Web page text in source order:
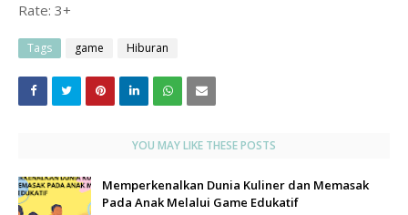
Rate: 3+
Tags game Hiburan
YOU MAY LIKE THESE POSTS
Memperkenalkan Dunia Kuliner dan Memasak
Pada Anak Melalui Game Edukatif